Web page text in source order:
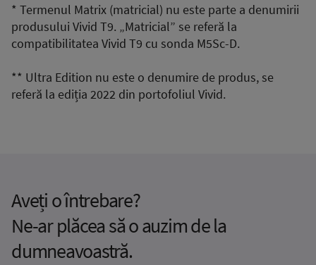
* Termenul Matrix (matricial) nu este parte a denumirii
produsului Vivid T9. „Matricial” se referă la
compatibilitatea Vivid T9 cu sonda M5Sc-D.
** Ultra Edition nu este o denumire de produs, se
referă la ediția 2022 din portofoliul Vivid.
Aveți o întrebare?
Ne-ar plăcea să o auzim de la
dumneavoastră.